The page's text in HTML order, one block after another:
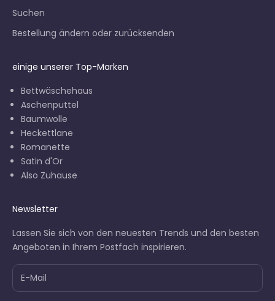
Suchen
Bestellung ändern oder zurücksenden
einige unserer Top-Marken
Bettwäschehaus
Aschenputtel
Baumwolle
Heckettlane
Romanette
Satin d'Or
Also Zuhause
Newsletter
Lassen Sie sich von den neuesten Trends und den besten
Angeboten in Ihrem Postfach inspirieren.